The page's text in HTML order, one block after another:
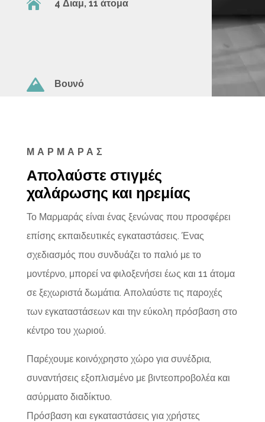
 4 Διαμ, 11 άτομα
 Βουνό
ΜΑΡΜΑΡΑΣ
Απολαύστε στιγμές
χαλάρωσης και ηρεμίας
Το Μαρμαράς είναι ένας ξενώνας που προσφέρει
επίσης εκπαιδευτικές εγκαταστάσεις. Ένας
σχεδιασμός που συνδυάζει το παλιό με το
μοντέρνο, μπορεί να φιλοξενήσει έως και 11 άτομα
σε ξεχωριστά δωμάτια. Απολαύστε τις παροχές
των εγκαταστάσεων και την εύκολη πρόσβαση στο
κέντρο του χωριού.
Παρέχουμε κοινόχρηστο χώρο για συνέδρια,
συναντήσεις εξοπλισμένο με βιντεοπροβολέα και
ασύρματο διαδίκτυο.
Πρόσβαση και εγκαταστάσεις για χρήστες